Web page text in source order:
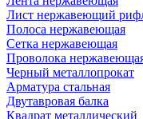
Лист нержавеющий
Полоса нержавеющая
Сетка нержавеющая
Проволока
Черный металлопрокат
Арматура стальная
Двутавровая балка
Квадрат металлический